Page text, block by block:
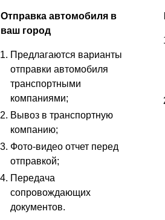
Отправка автомобиля в
ваш город
Предлагаются варианты
отправки автомобиля
транспортными
компаниями;
Вывоз в транспортную
компанию;
Фото-видео отчет перед
отправкой;
Передача
сопровождающих
документов.